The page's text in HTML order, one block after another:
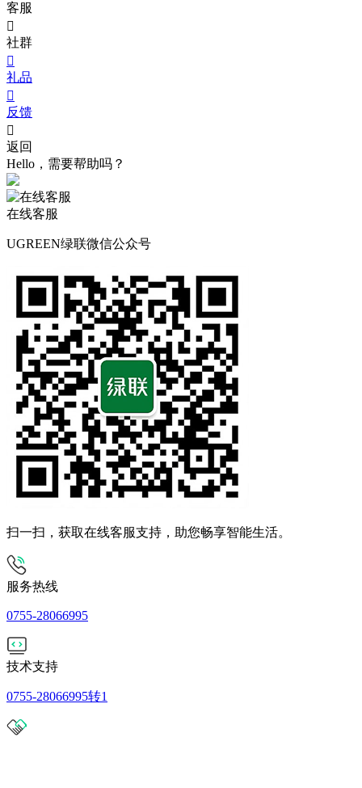
客服

社群

礼品

反馈

返回
Hello，需要帮助吗？
在线客服
UGREEN绿联微信公众号
扫一扫，获取在线客服支持，助您畅享智能生活。
服务热线
0755-28066995
技术支持
0755-28066995转1